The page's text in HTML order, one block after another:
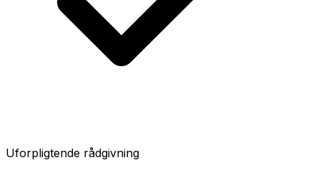
Uforpligtende rådgivning